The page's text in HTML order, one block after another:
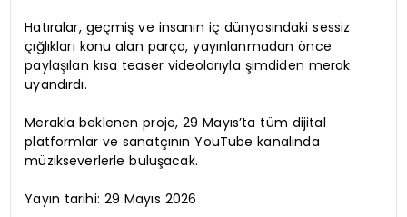
Hatıralar, geçmiş ve insanın iç dünyasındaki sessiz
çığlıkları konu alan parça, yayınlanmadan önce
paylaşılan kısa teaser videolarıyla şimdiden merak
uyandırdı.
Merakla beklenen proje, 29 Mayıs’ta tüm dijital
platformlar ve sanatçının YouTube kanalında
müzikseverlerle buluşacak.
Yayın tarihi: 29 Mayıs 2026